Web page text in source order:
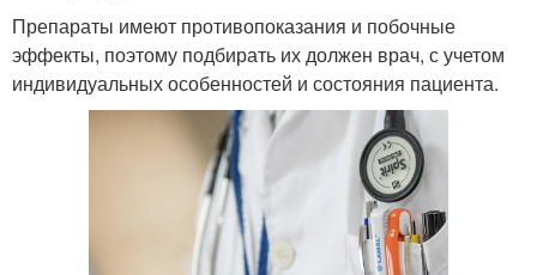
Препараты имеют противопоказания и побочные
эффекты, поэтому подбирать их должен врач, с учетом
индивидуальных особенностей и состояния пациента.